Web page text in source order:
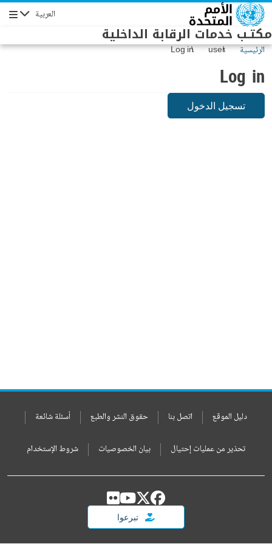
Skip to main content العربية
مكتـب خدمات الرقابة الداخلية
الرئيسية user
Log in
Log in
تسجيل الدخول
دليل الموقع اتصل بنا حقوق النشر والطبع أسئلة شائعة
تحذير من عمليات إحتيال بيان الخصوصيات شروط الإستخدام
تبرعوا